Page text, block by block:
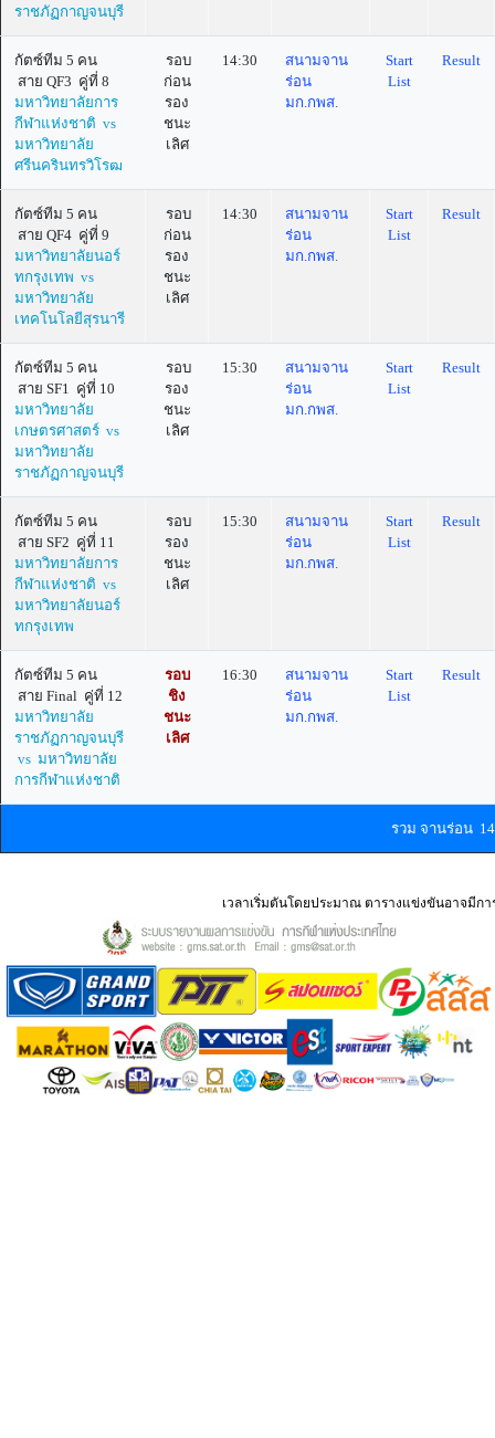
ราชภัฏกาญจนบุรี
กัตซ์ทีม 5 คน
สาย QF3 คู่ที่ 8
มหาวิทยาลัยการ
กีฬาแห่งชาติ vs
มหาวิทยาลัย
ศรีนครินทรวิโรฒ
รอบ
ก่อน
รอง
ชนะ
เลิศ
14:30
สนามจาน
ร่อน
มก.กพส.
Start
List
Result
กัตซ์ทีม 5 คน
สาย QF4 คู่ที่ 9
มหาวิทยาลัยนอร์
ทกรุงเทพ vs
มหาวิทยาลัย
เทคโนโลยีสุรนารี
รอบ
ก่อน
รอง
ชนะ
เลิศ
14:30
สนามจาน
ร่อน
มก.กพส.
Start
List
Result
กัตซ์ทีม 5 คน
สาย SF1 คู่ที่ 10
มหาวิทยาลัย
เกษตรศาสตร์ vs
มหาวิทยาลัย
ราชภัฏกาญจนบุรี
รอบ
รอง
ชนะ
เลิศ
15:30
สนามจาน
ร่อน
มก.กพส.
Start
List
Result
กัตซ์ทีม 5 คน
สาย SF2 คู่ที่ 11
มหาวิทยาลัยการ
กีฬาแห่งชาติ vs
มหาวิทยาลัยนอร์
ทกรุงเทพ
รอบ
รอง
ชนะ
เลิศ
15:30
สนามจาน
ร่อน
มก.กพส.
Start
List
Result
กัตซ์ทีม 5 คน
สาย Final คู่ที่ 12
มหาวิทยาลัย
ราชภัฏกาญจนบุรี
vs มหาวิทยาลัย
การกีฬาแห่งชาติ
รอบ
ชิง
ชนะ
เลิศ
16:30
สนามจาน
ร่อน
มก.กพส.
Start
List
Result
รวม จานร่อน
เวลาเริ่มตันโดยประมาณ ตารางแข่งขันอาจมีกา